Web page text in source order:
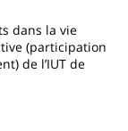
dans la vie
(participation
de l’IUT de